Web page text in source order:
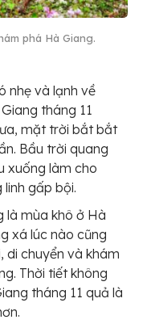
phá Hà Giang.
nhẹ và lạnh về
tháng 11
mặt trời bắt bắt
Bầu trời quang
xuống làm cho
linh gấp bội.
là mùa khô ở Hà
xá lúc nào cũng
di chuyển và khám
Thời tiết không
tháng 11 quả là